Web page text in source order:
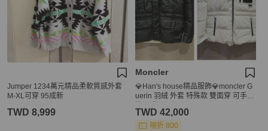
Jumper 1234萬元精品柔軟質感外套
M-XL可穿 95成新
TWD 8,999
Moncler
💎Han's house精品服飾💎moncler G
uerin 羽絨 外套 特殊款 雙面穿 可手水
TWD 42,000
現折 800